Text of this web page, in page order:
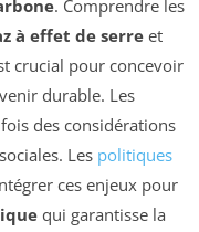
. Comprendre les
à effet de serre et
crucial pour concevoir
durable. Les
des considérations
Les politiques
ces enjeux pour
qui garantisse la